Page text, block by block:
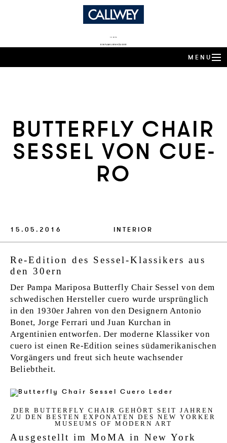
DIE BESTEN
EINFAMILIENHÄUSER
MENU
ARCHITEKTEN-PROFILE
PRODUKTTRENDS
HÄUSER DES JAHRES
BUT­TER­FLY CHAIR
SESSEL VON CU­E­
RO
15.05.2016 INTERIOR
Re-Edition des Sessel-Klassikers aus
den 30ern
Der Pampa Mariposa Butterfly Chair Sessel von dem
schwedischen Hersteller cuero wurde ursprünglich
in den 1930er Jahren von den Designern Antonio
Bonet, Jorge Ferrari und Juan Kurchan in
Argentinien entworfen. Der moderne Klassiker von
cuero ist einen Re-Edition seines südamerikanischen
Vorgängers und freut sich heute wachsender
Beliebtheit.
DER BUT­TER­FLY CHAIR GEHÖRT SEIT JAH­REN
ZU DEN BES­TEN EX­PONATEN DES NEW YORKER
MU­SE­UMS OF MO­DERN ART
Ausgestellt im MoMA in New York